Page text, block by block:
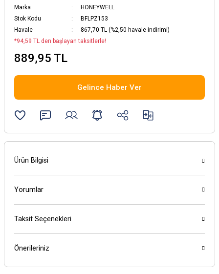
Marka
HONEYWELL
Stok Kodu
BFLPZ153
Havale
867,70 TL (%2,50 havale indirimi)
*94,59 TL den başlayan taksitlerle!
889,95 TL
Gelince Haber Ver
Ürün Bilgisi
Yorumlar
Taksit Seçenekleri
Önerileriniz